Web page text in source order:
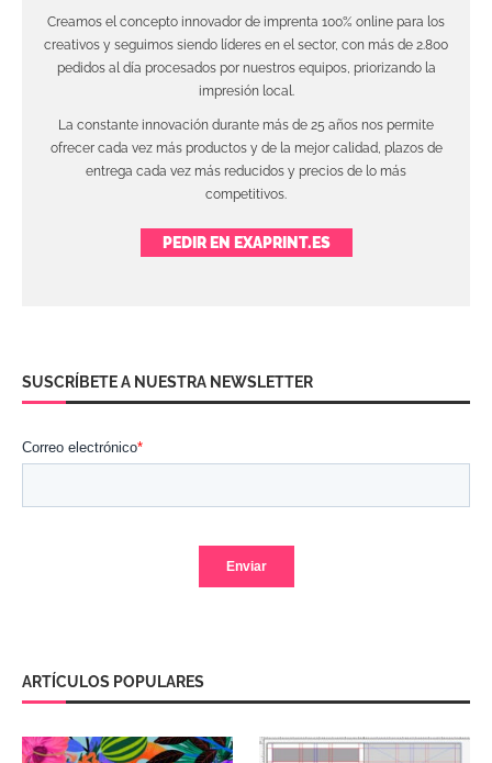
Creamos el concepto innovador de imprenta 100% online para los
creativos y seguimos siendo líderes en el sector, con más de 2.800
pedidos al día procesados por nuestros equipos, priorizando la
impresión local.
La constante innovación durante más de 25 años nos permite
ofrecer cada vez más productos y de la mejor calidad, plazos de
entrega cada vez más reducidos y precios de lo más
competitivos.
PEDIR EN EXAPRINT.ES
SUSCRÍBETE A NUESTRA NEWSLETTER
ARTÍCULOS POPULARES